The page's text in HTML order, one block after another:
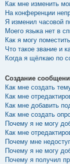
Как мне изменить
На конференции
Я изменил часовой
Моего языка нет в
Как я могу
Что такое звание и
Когда я щёлкаю по
Создание
Как мне создать
Как мне
Как мне добавить
Как мне создать
Почему я не могу
Как мне
Почему мне
Почему я не могу
Почему я получил